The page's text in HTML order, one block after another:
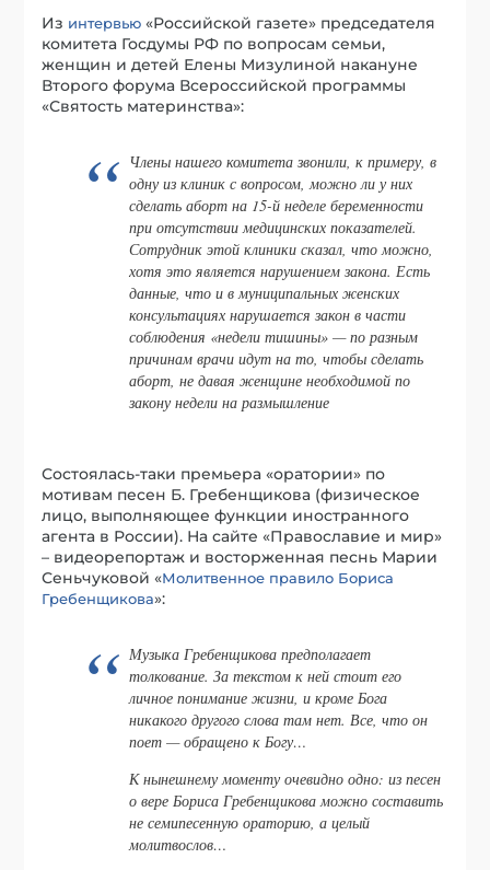
Из интервью «Российской газете» председателя
комитета Госдумы РФ по вопросам семьи,
женщин и детей Елены Мизулиной накануне
Второго форума Всероссийской программы
«Святость материнства»:
Члены нашего комитета звонили, к примеру, в
одну из клиник с вопросом, можно ли у них
сделать аборт на 15-й неделе беременности
при отсутствии медицинских показателей.
Сотрудник этой клиники сказал, что можно,
хотя это является нарушением закона. Есть
данные, что и в муниципальных женских
консультациях нарушается закон в части
соблюдения «недели тишины» — по разным
причинам врачи идут на то, чтобы сделать
аборт, не давая женщине необходимой по
закону недели на размышление
Состоялась-таки премьера «оратории» по
мотивам песен Б. Гребенщикова (физическое
лицо, выполняющее функции иностранного
агента в России). На сайте «Православие и мир»
– видеорепортаж и восторженная песнь Марии
Сеньчуковой «Молитвенное правило Бориса
Гребенщикова»:
Музыка Гребенщикова предполагает
толкование. За текстом к ней стоит его
личное понимание жизни, и кроме Бога
никакого другого слова там нет. Все, что он
поет — обращено к Богу…
К нынешнему моменту очевидно одно: из песен
о вере Бориса Гребенщикова можно составить
не семипесенную ораторию, а целый
молитвослов…